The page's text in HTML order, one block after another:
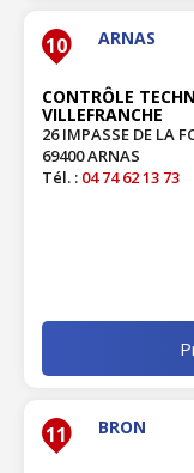
10 ARNAS
CONTRÔLE
VILLEFRANCHE
26 IMPASSE DE LA
69400 ARNAS
Tél. : 04 74 62 13 73
11 BRON